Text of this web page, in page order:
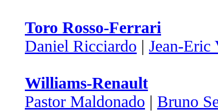
Toro Rosso-Ferrari
Daniel Ricciardo | Jean-Eric
Williams-Renault
Pastor Maldonado | Bruno